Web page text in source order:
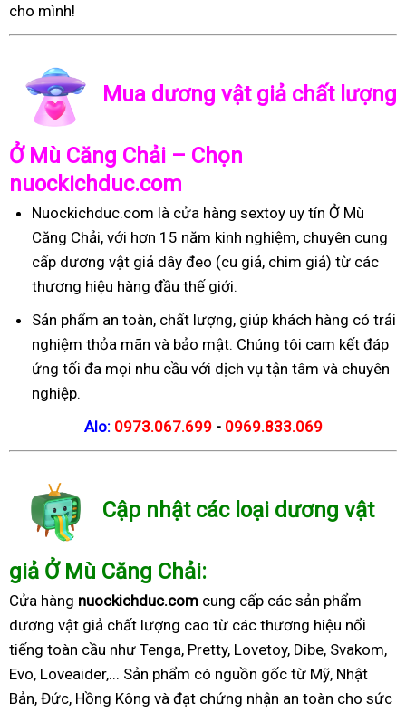
cho mình!
Mua dương vật giả chất lượng
Ở Mù Căng Chải – Chọn
nuockichduc.com
Nuockichduc.com là cửa hàng sextoy uy tín Ở Mù
Căng Chải, với hơn 15 năm kinh nghiệm, chuyên cung
cấp dương vật giả dây đeo (cu giả, chim giả) từ các
thương hiệu hàng đầu thế giới.
Sản phẩm an toàn, chất lượng, giúp khách hàng có trải
nghiệm thỏa mãn và bảo mật. Chúng tôi cam kết đáp
ứng tối đa mọi nhu cầu với dịch vụ tận tâm và chuyên
nghiệp.
Alo:0973.067.699 - 0969.833.069
Cập nhật các loại dương vật
giả Ở Mù Căng Chải:
Cửa hàng nuockichduc.com cung cấp các sản phẩm
dương vật giả chất lượng cao từ các thương hiệu nổi
tiếng toàn cầu như Tenga, Pretty, Lovetoy, Dibe, Svakom,
Evo, Loveaider,... Sản phẩm có nguồn gốc từ Mỹ, Nhật
Bản, Đức, Hồng Kông và đạt chứng nhận an toàn cho sức